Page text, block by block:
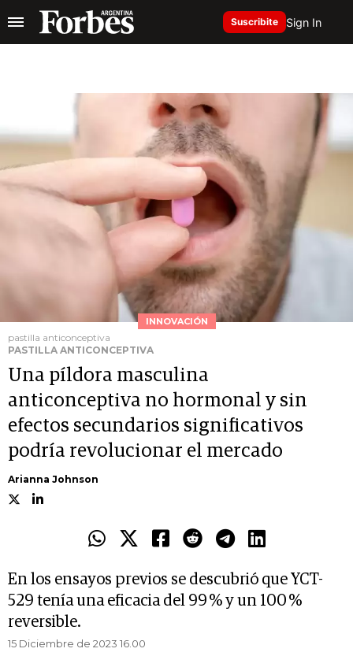
Suscribite Sign In
INNOVACIÓN
pastilla anticonceptiva
PASTILLA ANTICONCEPTIVA
Una píldora masculina
anticonceptiva no hormonal y sin
efectos secundarios significativos
podría revolucionar el mercado
Arianna Johnson
En los ensayos previos se descubrió que YCT-
529 tenía una eficacia del 99 % y un 100 %
reversible.
15 Diciembre de 2023 16.00